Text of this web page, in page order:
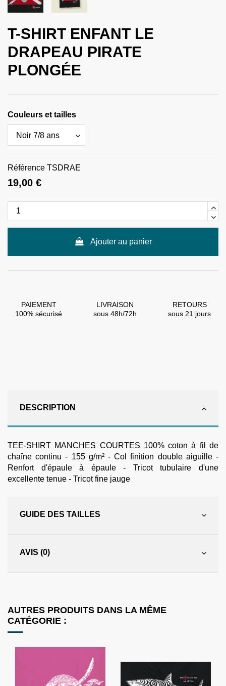
T-SHIRT ENFANT LE
DRAPEAU PIRATE
PLONGÉE
Couleurs et tailles
Référence TSDRAE
19,00 €
Ajouter au panier
PAIEMENT
100% sécurisé
LIVRAISON
sous 48h/72h
RETOURS
sous 21 jours
DESCRIPTION
TEE-SHIRT MANCHES COURTES 100% coton à fil de
chaîne continu - 155 g/m² - Col finition double aiguille -
Renfort d'épaule à épaule - Tricot tubulaire d'une
excellente tenue - Tricot fine jauge
GUIDE DES TAILLES
AVIS (0)
AUTRES PRODUITS DANS LA MÊME
CATÉGORIE :